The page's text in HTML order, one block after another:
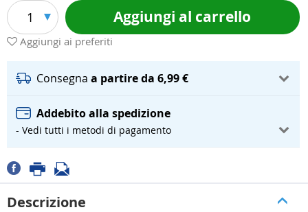
1 Aggiungi al carrello
Aggiungi ai preferiti
Consegna a partire da 6,99 €
Addebito alla spedizione
- Vedi tutti i metodi di pagamento
Descrizione